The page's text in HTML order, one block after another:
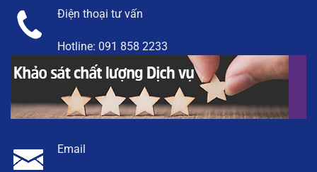
Điện thoại tư vấn
Hotline: 091 858 2233
Email